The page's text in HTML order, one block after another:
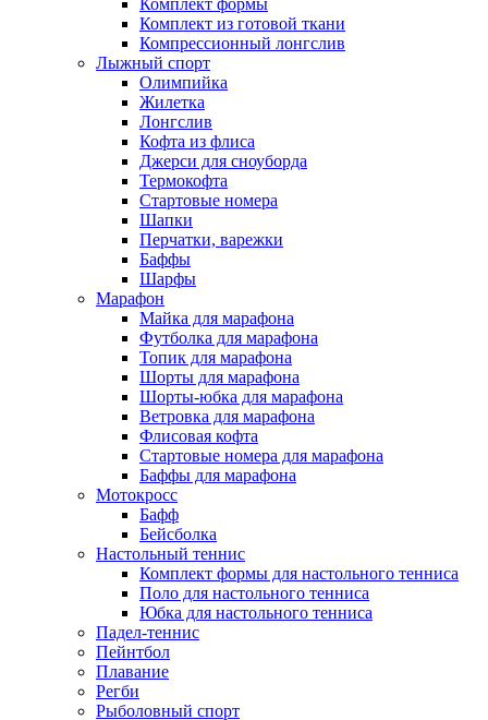
Комплект из готовой ткани
Компрессионный лонгслив
Лыжный спорт
Олимпийка
Жилетка
Лонгслив
Кофта из флиса
Джерси для сноуборда
Термокофта
Стартовые номера
Шапки
Перчатки, варежки
Баффы
Шарфы
Марафон
Майка для марафона
Футболка для марафона
Топик для марафона
Шорты для марафона
Шорты-юбка для марафона
Ветровка для марафона
Флисовая кофта
Стартовые номера для марафона
Баффы для марафона
Мотокросс
Бафф
Бейсболка
Настольный теннис
Комплект формы для настольного тенниса
Поло для настольного тенниса
Юбка для настольного тенниса
Падел-теннис
Пейнтбол
Плавание
Регби
Рыболовный спорт